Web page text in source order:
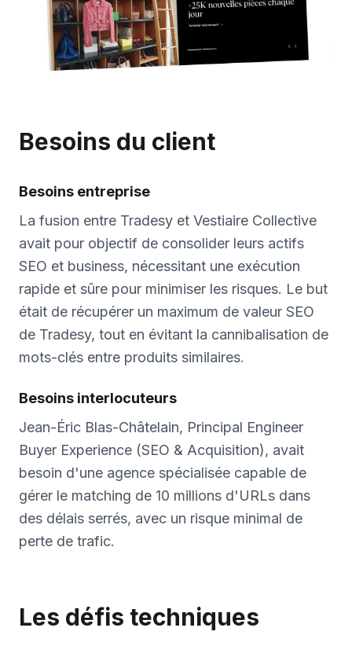
Besoins du client
Besoins entreprise
La fusion entre Tradesy et Vestiaire Collective
avait pour objectif de consolider leurs actifs
SEO et business, nécessitant une exécution
rapide et sûre pour minimiser les risques. Le but
était de récupérer un maximum de valeur SEO
de Tradesy, tout en évitant la cannibalisation de
mots-clés entre produits similaires.
Besoins interlocuteurs
Jean-Éric Blas-Châtelain, Principal Engineer
Buyer Experience (SEO & Acquisition), avait
besoin d'une agence spécialisée capable de
gérer le matching de 10 millions d'URLs dans
des délais serrés, avec un risque minimal de
perte de trafic.
Les défis techniques